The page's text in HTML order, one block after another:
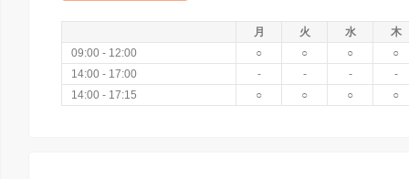
月 火 水
木
09:00 - 12:00
○ ○ ○
○
14:00 - 17:00
- - -
-
14:00 - 17:15
○ ○ ○ ○